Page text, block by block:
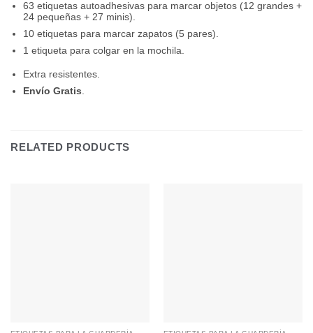
63 etiquetas autoadhesivas para marcar objetos (12 grandes +
24 pequeñas + 27 minis).
10 etiquetas para marcar zapatos (5 pares).
1 etiqueta para colgar en la mochila.
Extra resistentes.
Envío Gratis
RELATED PRODUCTS